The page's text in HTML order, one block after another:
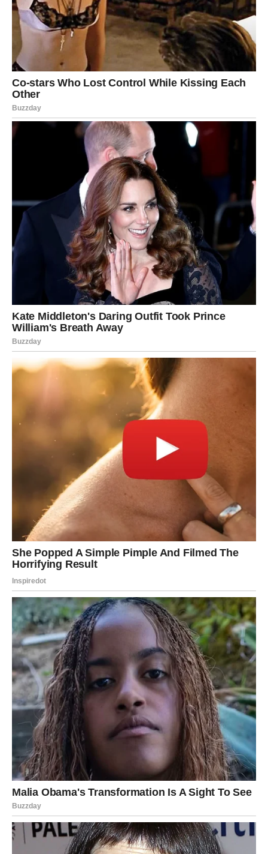
VODOLIJA
Vodolije danas doživljavaju unutrašnji preokret.
Nešto u tebi se menja – pogled na svet, na ljude, na sebe.
Ovo je dan kada shvataš da više nisi ista osoba kao pre.
U ljubavi, dolazi prilika za novi početak – ali moraš pustiti
prošlost.
RIBE
Ribe danas ulaze u jedan od najemotivnijih dana u
poslednje vreme.
Sve što si osećao, ali nisi izgovorio – sada izlazi.
Može doći do velikog razotkrivanja u ljubavi.
Jedne Ribe danas dobijaju sve – ljubav, priznanje,
sigurnost koju su čekale.
Ali druge – gube iluzije i konačno vide istinu.